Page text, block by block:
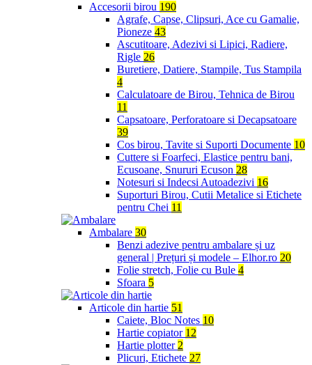
Accesorii birou 190
Agrafe, Capse, Clipsuri, Ace cu Gamalie,
Pioneze 43
Ascutitoare, Adezivi si Lipici, Radiere,
Rigle 26
Buretiere, Datiere, Stampile, Tus Stampila
4
Calculatoare de Birou, Tehnica de Birou
11
Capsatoare, Perforatoare si Decapsatoare
39
Cos birou, Tavite si Suporti Documente 10
Cuttere si Foarfeci, Elastice pentru bani,
Ecusoane, Snururi Ecuson 28
Notesuri si Indecsi Autoadezivi 16
Suporturi Birou, Cutii Metalice si Etichete
pentru Chei 11
Ambalare 30
Benzi adezive pentru ambalare și uz
general | Prețuri și modele – Elhor.ro 20
Folie stretch, Folie cu Bule 4
Sfoara 5
Articole din hartie 51
Caiete, Bloc Notes 10
Hartie copiator 12
Hartie plotter 2
Plicuri, Etichete 27